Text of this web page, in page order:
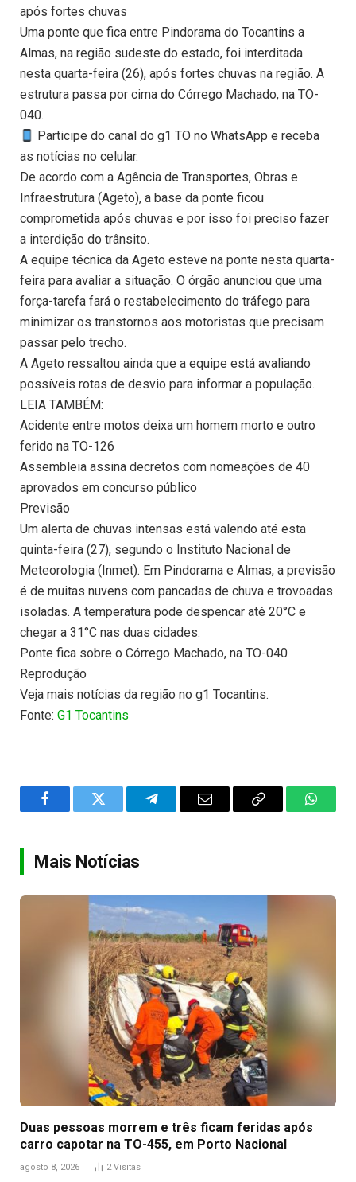
após fortes chuvas
Uma ponte que fica entre Pindorama do Tocantins a
Almas, na região sudeste do estado, foi interditada
nesta quarta-feira (26), após fortes chuvas na região. A
estrutura passa por cima do Córrego Machado, na TO-
040.
Participe do canal do g1 TO no WhatsApp e receba
as notícias no celular.
De acordo com a Agência de Transportes, Obras e
Infraestrutura (Ageto), a base da ponte ficou
comprometida após chuvas e por isso foi preciso fazer
a interdição do trânsito.
A equipe técnica da Ageto esteve na ponte nesta quarta-
feira para avaliar a situação. O órgão anunciou que uma
força-tarefa fará o restabelecimento do tráfego para
minimizar os transtornos aos motoristas que precisam
passar pelo trecho.
A Ageto ressaltou ainda que a equipe está avaliando
possíveis rotas de desvio para informar a população.
LEIA TAMBÉM:
Acidente entre motos deixa um homem morto e outro
ferido na TO-126
Assembleia assina decretos com nomeações de 40
aprovados em concurso público
Previsão
Um alerta de chuvas intensas está valendo até esta
quinta-feira (27), segundo o Instituto Nacional de
Meteorologia (Inmet). Em Pindorama e Almas, a previsão
é de muitas nuvens com pancadas de chuva e trovoadas
isoladas. A temperatura pode despencar até 20°C e
chegar a 31°C nas duas cidades.
Ponte fica sobre o Córrego Machado, na TO-040
Reprodução
Veja mais notícias da região no g1 Tocantins.
Fonte: G1 Tocantins
FacebookTwitter TelegramEmail
Copy
Mais Notícias
Duas pessoas morrem e três ficam feridas após
carro capotar na TO-455, em Porto Nacional
agosto 8, 2026 2Visitas